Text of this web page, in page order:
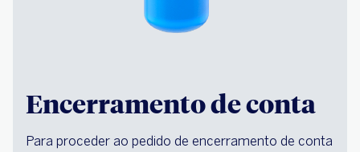
Encerramento de conta
Para proceder ao pedido de encerramento de conta